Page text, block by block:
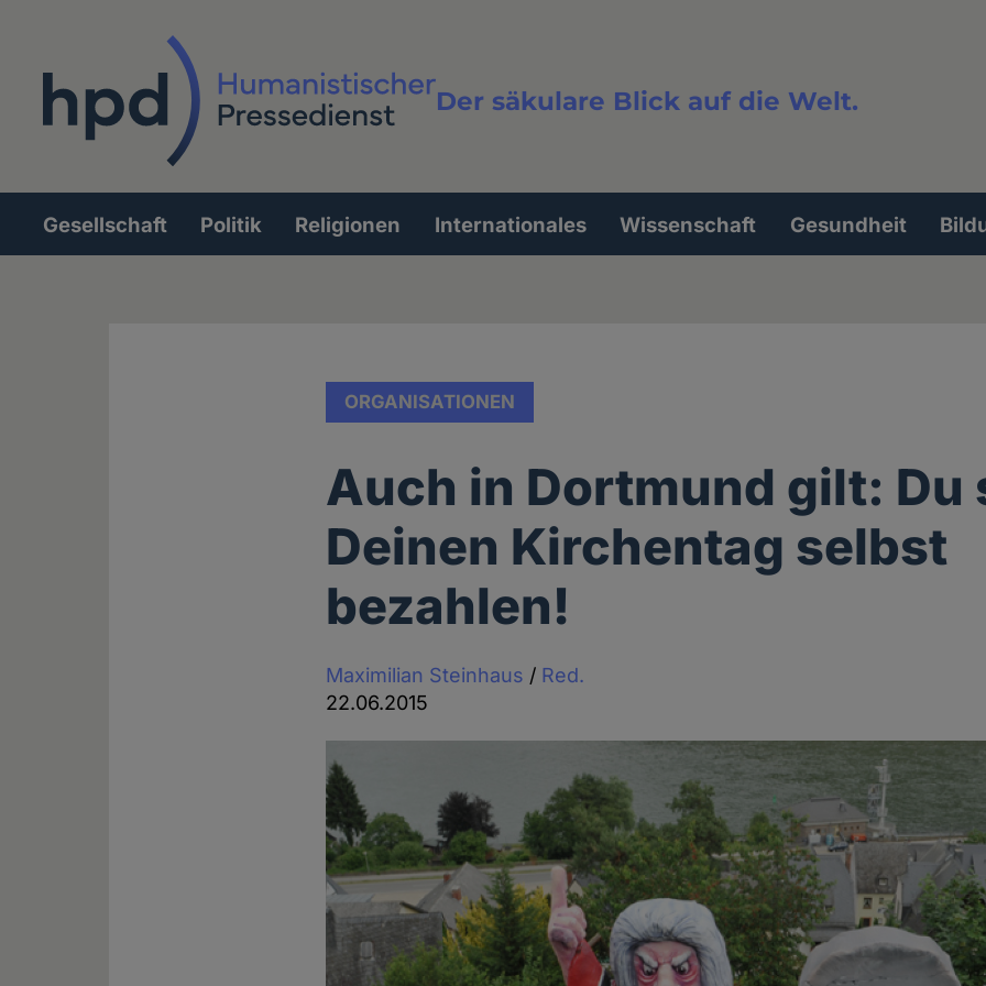
Der säkulare Blick auf die Welt.
Volltextsuche
Hauptnavigation
Gesellschaft Politik Religionen Internationales Wissenschaft Gesundheit
ORGANISATIONEN
Auch in Dortmund gilt: Du
Deinen Kirchentag selbst
bezahlen!
Maximilian Steinhaus / Red.
22.06.2015